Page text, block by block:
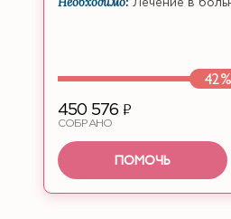
Лечение в
42%
450 576 ф
СОБРАНО
ПОМОЧЬ